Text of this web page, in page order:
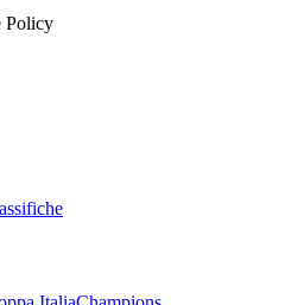
Policy